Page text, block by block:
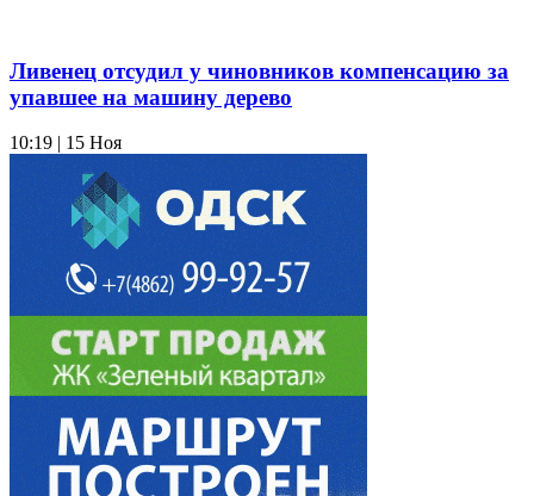
Ливенец отсудил у чиновников компенсацию за
упавшее на машину дерево
10:19 | 15 Ноя